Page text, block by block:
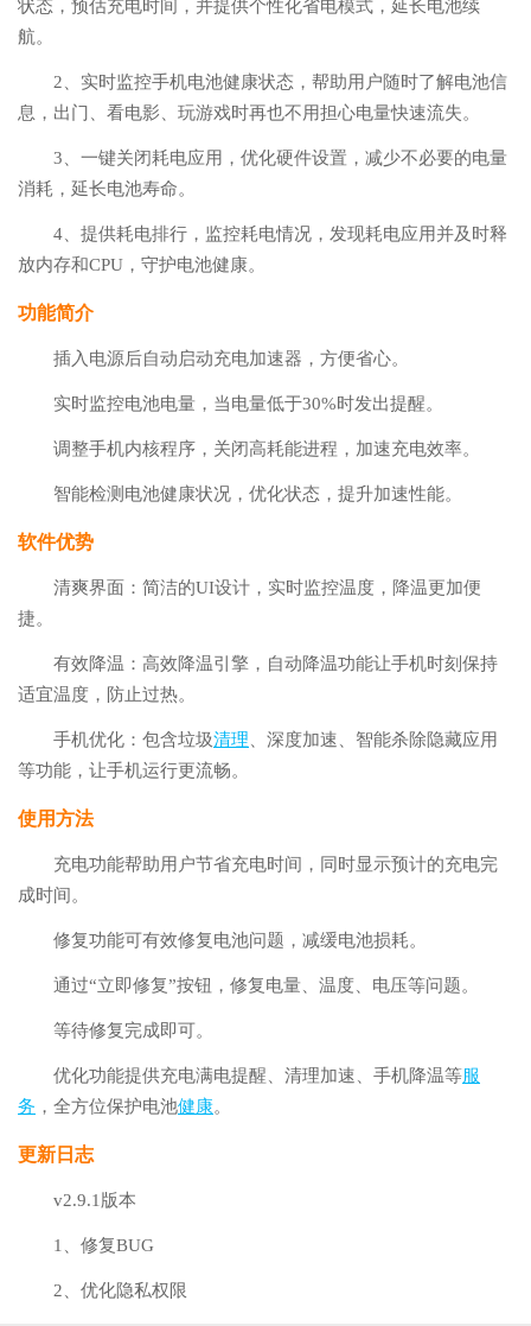
状态，预估充电时间，并提供个性化省电模式，延长电池续
航。
2、实时监控手机电池健康状态，帮助用户随时了解电池信
息，出门、看电影、玩游戏时再也不用担心电量快速流失。
3、一键关闭耗电应用，优化硬件设置，减少不必要的电量
消耗，延长电池寿命。
4、提供耗电排行，监控耗电情况，发现耗电应用并及时释
放内存和CPU，守护电池健康。
功能简介
插入电源后自动启动充电加速器，方便省心。
实时监控电池电量，当电量低于30%时发出提醒。
调整手机内核程序，关闭高耗能进程，加速充电效率。
智能检测电池健康状况，优化状态，提升加速性能。
软件优势
清爽界面：简洁的UI设计，实时监控温度，降温更加便
捷。
有效降温：高效降温引擎，自动降温功能让手机时刻保持
适宜温度，防止过热。
手机优化：包含垃圾清理 、深度加速、智能杀除隐藏应用
等功能，让手机运行更流畅。
使用方法
充电功能帮助用户节省充电时间，同时显示预计的充电完
成时间。
修复功能可有效修复电池问题，减缓电池损耗。
通过“立即修复”按钮，修复电量、温度、电压等问题。
等待修复完成即可。
优化功能提供充电满电提醒、清理加速、手机降温等服
务 ，全方位保护电池健康。
更新日志
v2.9.1版本
1、修复BUG
2、优化隐私权限